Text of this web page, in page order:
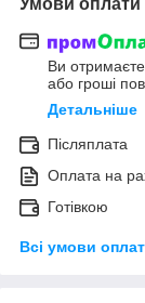
Ви
або гроші
Детальніше
Післяплата
Оплата на
Готівкою
Всі умови